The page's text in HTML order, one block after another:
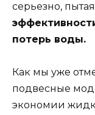
серьезно,
потерь воды.
Как мы уже
подвесные
экономии